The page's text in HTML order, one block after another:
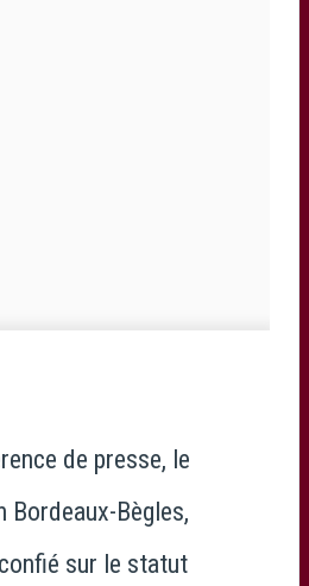
de presse, le
Bordeaux-Bègles,
confié sur le statut